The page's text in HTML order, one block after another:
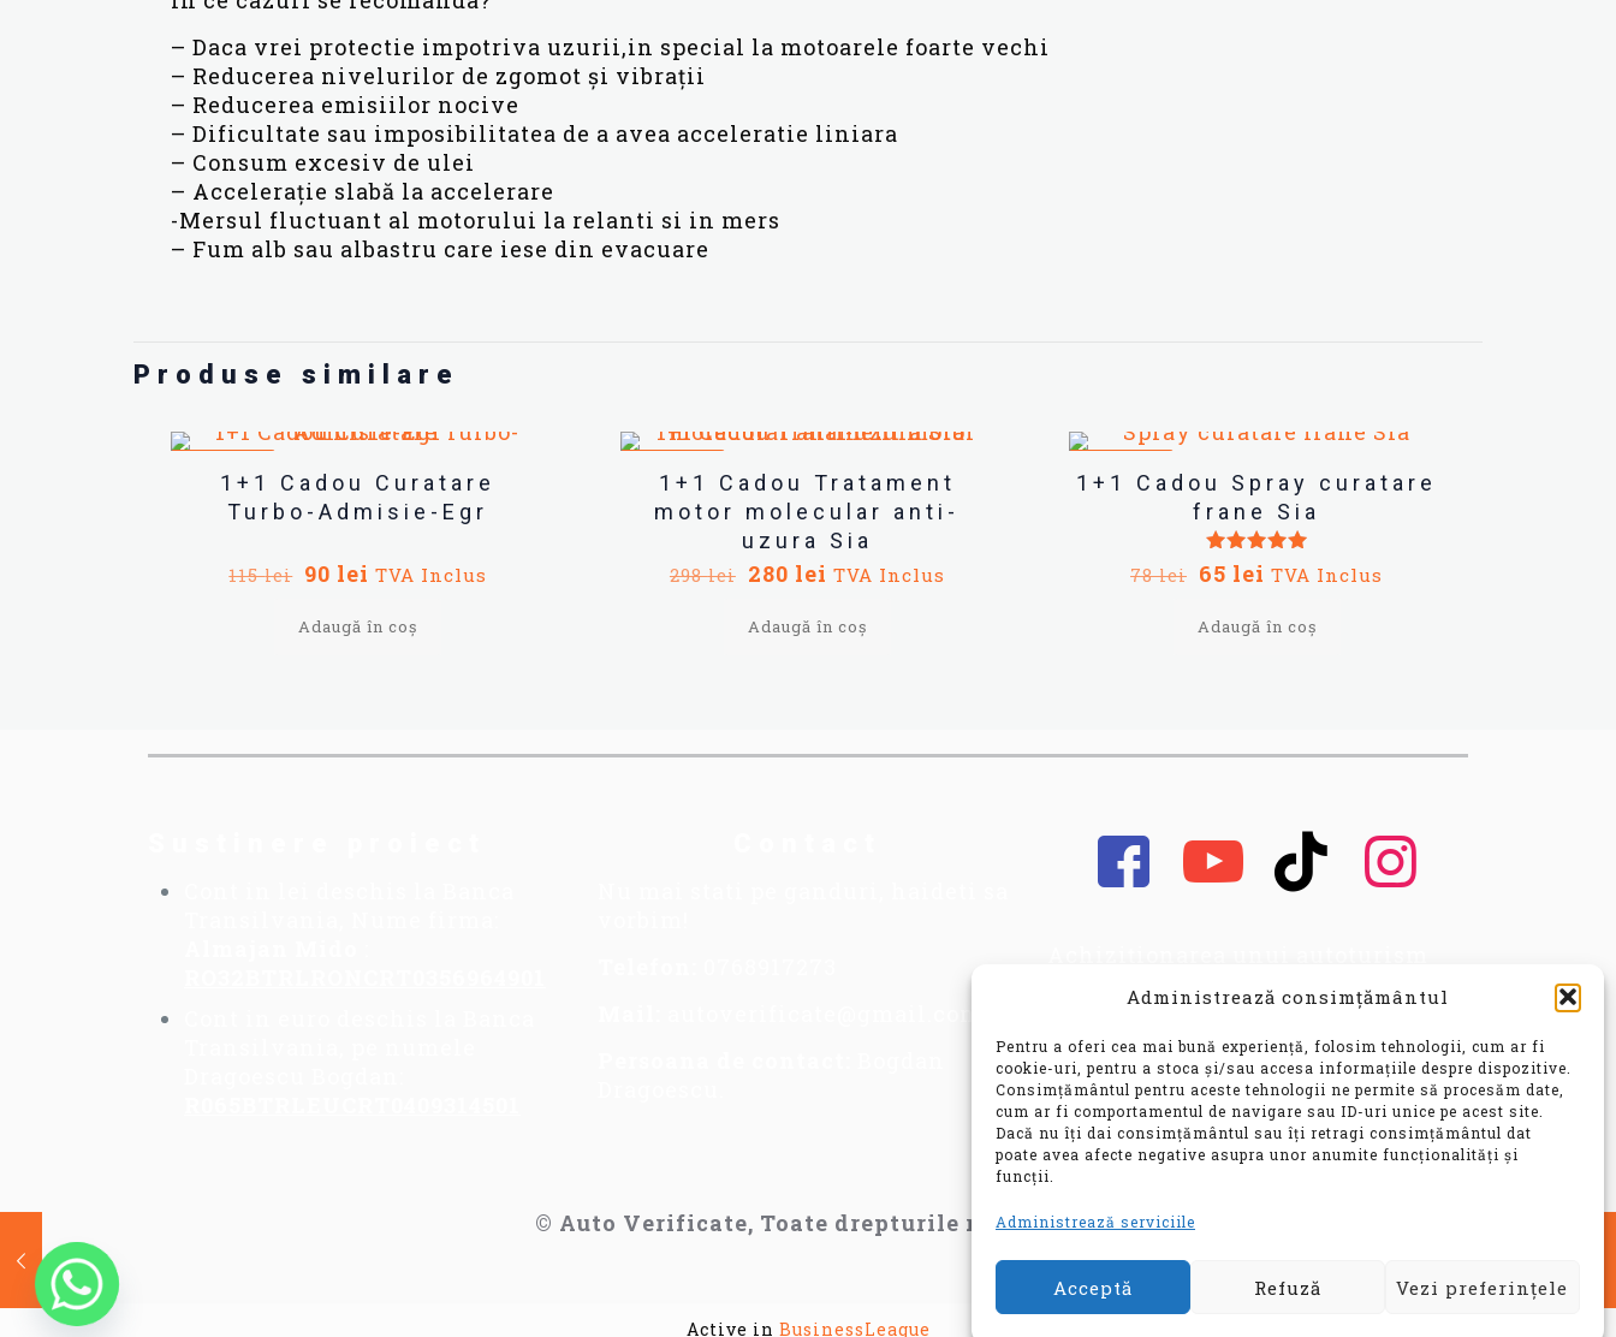
Administrează consimțământul
Pentru a oferi cea mai bună experiență, folosim tehnologii, cum ar fi
cookie-uri, pentru a stoca și/sau accesa informațiile despre dispozitive.
Consimțământul pentru aceste tehnologii ne permite să procesăm date,
cum ar fi comportamentul de navigare sau ID-uri unice pe acest site.
Dacă nu îți dai consimțământul sau îți retragi consimțământul dat
poate avea afecte negative asupra unor anumite funcționalități și
funcții.
Administrează serviciile
Acceptă Refuză Vezi preferințele
– Daca vrei protectie impotriva uzurii,in special la motoarele foarte vechi
– Reducerea nivelurilor de zgomot și vibrații
– Reducerea emisiilor nocive
– Dificultate sau imposibilitatea de a avea acceleratie liniara
– Consum excesiv de ulei
– Accelerație slabă la accelerare
-Mersul fluctuant al motorului la relanti si in mers
– Fum alb sau albastru care iese din evacuare
Produse similare
1+1 Cadou Curatare
Turbo-Admisie-Egr
115lei Prețul
a
90 lei Prețul
este:
TVA Inclus
Adaugă în coș
1+1 Cadou Tratament
motor molecular anti-
uzura Sia
298lei Prețul
a
280 lei Prețul
este:
TVA Inclus
Adaugă în coș
1+1 Cadou Spray curatare
frane Sia
Evaluat la
5.00
78lei Prețul
a
65 lei Prețul
este:
TVA Inclus
Adaugă în coș
second hand, este o decizie
importantă, care implică nu doar o
investiție financiară
considerabilă, ci și o alegere ce vă
va influența confortul, siguranța și
mobilitatea pentru ani de zile.
© Auto Verificate, Toate drepturile rezervate
Active in BusinessLeague